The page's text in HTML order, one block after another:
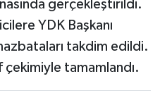
gerçekleştirildi.
YDK Başkanı
takdim edildi.
tamamlandı.